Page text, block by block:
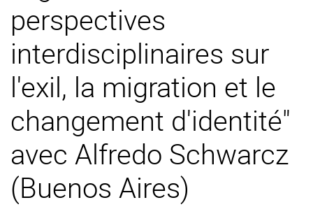
perspectives
interdisciplinaires sur
l'exil, la migration et le
changement d'identité"
avec Alfredo Schwarcz
(Buenos Aires)